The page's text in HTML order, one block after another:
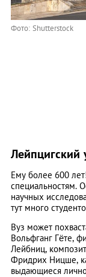
Фото: Shutterstock
Лейпцигский
Ему более 600
специальностям.
научных
тут много
Вуз может
Вольфганг Гёте,
Лейбниц,
Фридрих Ницше,
выдающиеся